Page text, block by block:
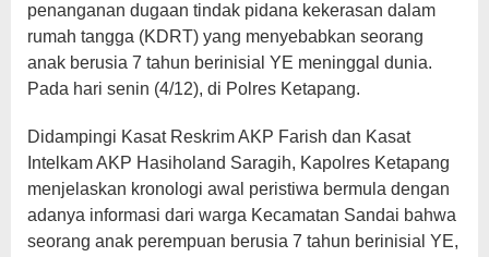
penanganan dugaan tindak pidana kekerasan dalam
rumah tangga (KDRT) yang menyebabkan seorang
anak berusia 7 tahun berinisial YE meninggal dunia.
Pada hari senin (4/12), di Polres Ketapang.
Didampingi Kasat Reskrim AKP Farish dan Kasat
Intelkam AKP Hasiholand Saragih, Kapolres Ketapang
menjelaskan kronologi awal peristiwa bermula dengan
adanya informasi dari warga Kecamatan Sandai bahwa
seorang anak perempuan berusia 7 tahun berinisial YE,